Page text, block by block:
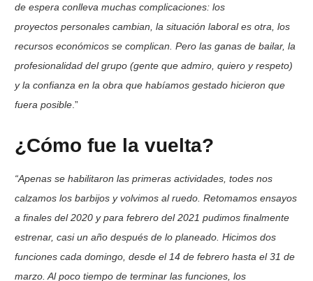
de espera conlleva muchas complicaciones: los
proyectos personales cambian, la situación laboral es otra, los
recursos económicos se complican. Pero las ganas de bailar, la
profesionalidad del grupo (gente que admiro, quiero y respeto)
yla confianza en la obra que habíamos gestado hicieron que
fuera posible .”
¿Cómo fue la vuelta?
“Apenas se habilitaron las primeras actividades, todes nos
calzamos los barbijos y volvimos al ruedo. Retomamos ensayos
a finales del 2020 y para febrero del 2021 pudimos finalmente
estrenar, casi un año después de lo planeado. Hicimos dos
funciones cada domingo, desde el 14 de febrero hasta el 31 de
marzo. Al poco tiempo de terminar las funciones, los